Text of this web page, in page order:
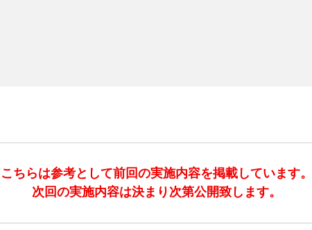
こちらは参考として前回の実施内容を掲載しています。
次回の実施内容は決まり次第公開致します。